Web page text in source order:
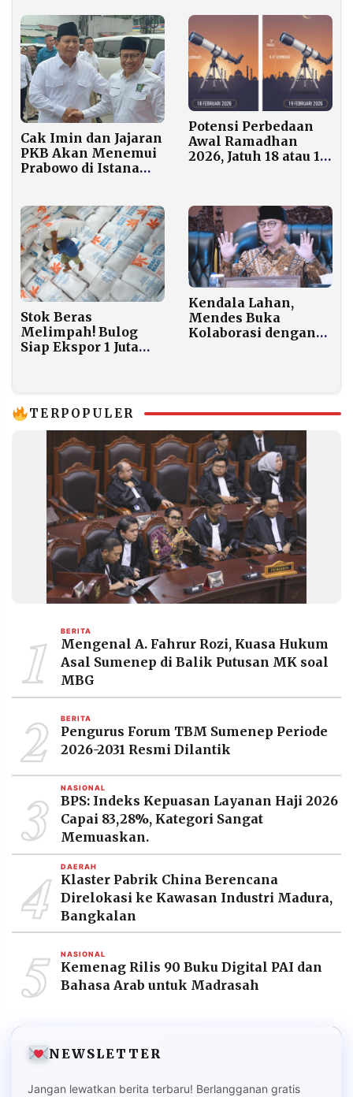
Final Dangdut
Academy 7
Cak Imin dan Jajaran
PKB Akan Menemui
Prabowo di Istana
Potensi Perbedaan
Awal Ramadhan
2026, Jatuh 18 atau 19
Stok Beras
Melimpah! Bulog
Siap Ekspor 1 Juta
Kendala Lahan,
Mendes Buka
Kolaborasi dengan
TERPOPULER
1 BERITA
Mengenal A. Fahrur Rozi, Kuasa Hukum
Asal Sumenep di Balik Putusan MK soal
MBG
2 BERITA
Pengurus Forum TBM Sumenep Periode
2026-2031 Resmi Dilantik
3 NASIONAL
BPS: Indeks Kepuasan Layanan Haji 2026
Capai 83,28%, Kategori Sangat
Memuaskan.
4 DAERAH
Klaster Pabrik China Berencana
Direlokasi ke Kawasan Industri Madura,
Bangkalan
5 NASIONAL
Kemenag Rilis 90 Buku Digital PAI dan
Bahasa Arab untuk Madrasah
NEWSLETTER
Jangan lewatkan berita terbaru! Berlangganan gratis